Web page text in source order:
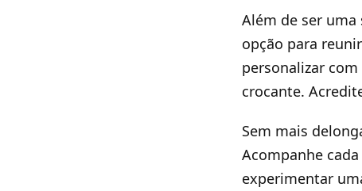
Além de ser
opção para
personalizar
crocante.
Sem mais
Acompanhe
experimentar